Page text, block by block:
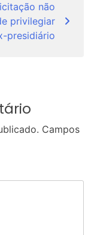
não
privilegiar
presidiário
Campos